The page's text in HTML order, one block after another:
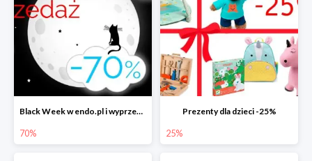
Black Week w endo.pl i wyprzedaże do -70&
70%
Prezenty dla dzieci -25%
25%